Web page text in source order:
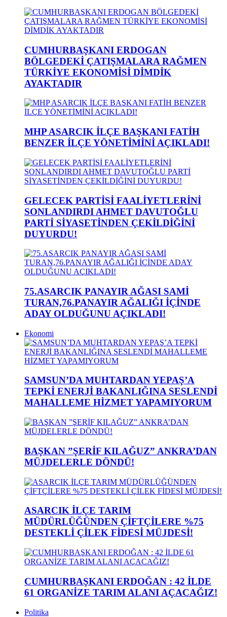
CUMHURBAŞKANI ERDOGAN
BÖLGEDEKİ ÇATIŞMALARA RAĞMEN
TÜRKİYE EKONOMİSİ DİMDİK
AYAKTADIR
MHP ASARCIK İLÇE BAŞKANI FATİH
BENZER İLÇE YÖNETİMİNİ AÇIKLADI!
GELECEK PARTİSİ FAALİYETLERİNİ
SONLANDIRDI AHMET DAVUTOĞLU
PARTİ SİYASETİNDEN ÇEKİLDİĞİNİ
DUYURDU!
75.ASARCIK PANAYIR AĞASI SAMİ
TURAN,76.PANAYIR AĞALIĞI İÇİNDE
ADAY OLDUĞUNU AÇIKLADI!
Ekonomi
SAMSUN’DA MUHTARDAN YEPAŞ’A
TEPKİ ENERJİ BAKANLIĞINA SESLENDİ
MAHALLEME HİZMET YAPAMIYORUM
BAŞKAN ”ŞERİF KILAĞUZ” ANKRA’DAN
MÜJDELERLE DÖNDÜ!
ASARCIK İLÇE TARIM
MÜDÜRLÜĞÜNDEN ÇİFTÇİLERE %75
DESTEKLİ ÇİLEK FİDESİ MÜJDESİ!
CUMHURBAŞKANI ERDOĞAN : 42 İLDE
61 ORGANİZE TARIM ALANI AÇACAĞIZ!
Politika